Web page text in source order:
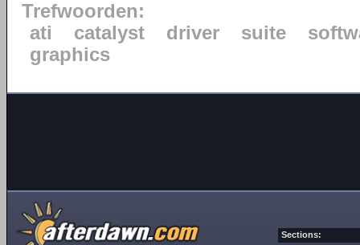
Trefwoorden:
ati
catalyst driver suite
graphics
Sections: